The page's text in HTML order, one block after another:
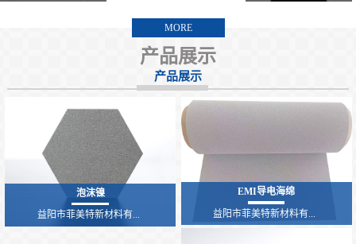
MORE
产品展示
产品展示
泡沫镍
益阳市菲美特新材料有...
EMI导电海绵
益阳市菲美特新材料有...